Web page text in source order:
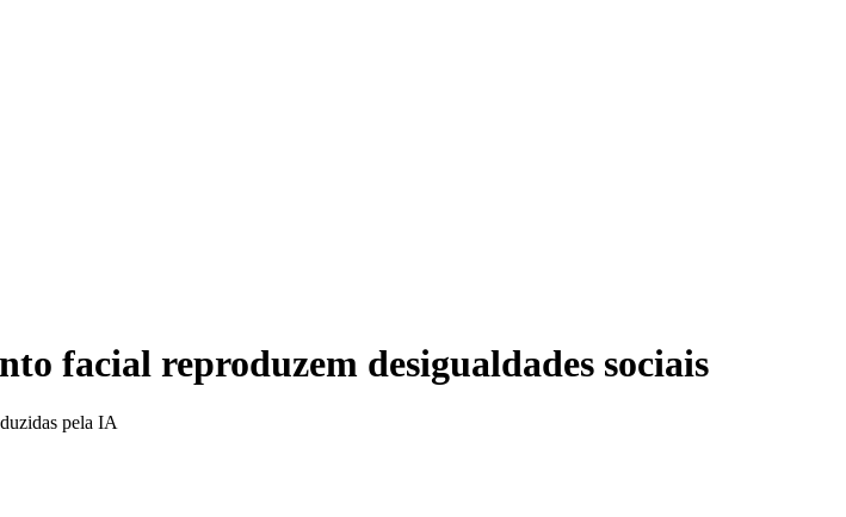
facial reproduzem desigualdades sociais
pela IA